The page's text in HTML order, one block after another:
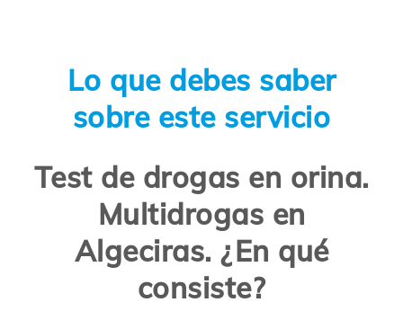
Lo que debes saber
sobre este servicio
Test de drogas en orina.
Multidrogas en
Algeciras. ¿En qué
consiste?